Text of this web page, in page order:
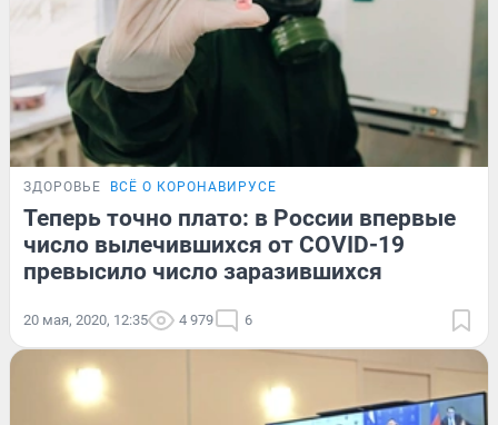
ЗДОРОВЬЕ ВСЁ О КОРОНАВИРУСЕ
Теперь точно плато: в России впервые
число вылечившихся от COVID-19
превысило число заразившихся
20 мая, 2020, 12:35 4 979 6